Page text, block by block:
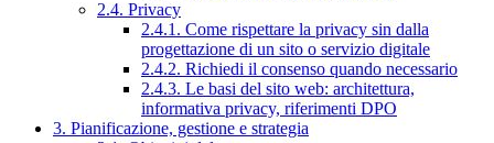
2.4. Privacy
2.4.1. Come rispettare la privacy sin dalla
progettazione di un sito o servizio digitale
2.4.2. Richiedi il consenso quando necessario
2.4.3. Le basi del sito web: architettura,
informativa privacy, riferimenti DPO
3. Pianificazione, gestione e strategia